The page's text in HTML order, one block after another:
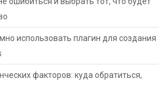
использовать плагин для создания
факторов: куда обратиться,